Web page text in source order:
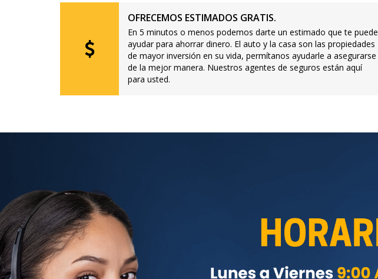
OFRECEMOS ESTIMADOS GRATIS.
En 5 minutos o menos podemos darte un estimado que te puede
ayudar para ahorrar dinero. El auto y la casa son las propiedades
de mayor inversión en su vida, permítanos ayudarle a asegurarse
de la mejor manera. Nuestros agentes de seguros están aquí
para usted.